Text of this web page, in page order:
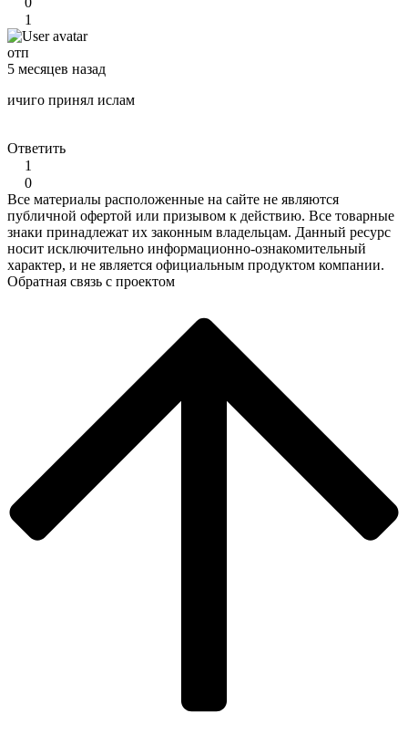
1
отп
5 месяцев назад
ичиго принял ислам
Ответить
1
0
Все материалы расположенные на сайте не являются
публичной офертой или призывом к действию. Все товарные
знаки принадлежат их законным владельцам. Данный ресурс
носит исключительно информационно-ознакомительный
характер, и не является официальным продуктом компании.
Обратная связь с проектом